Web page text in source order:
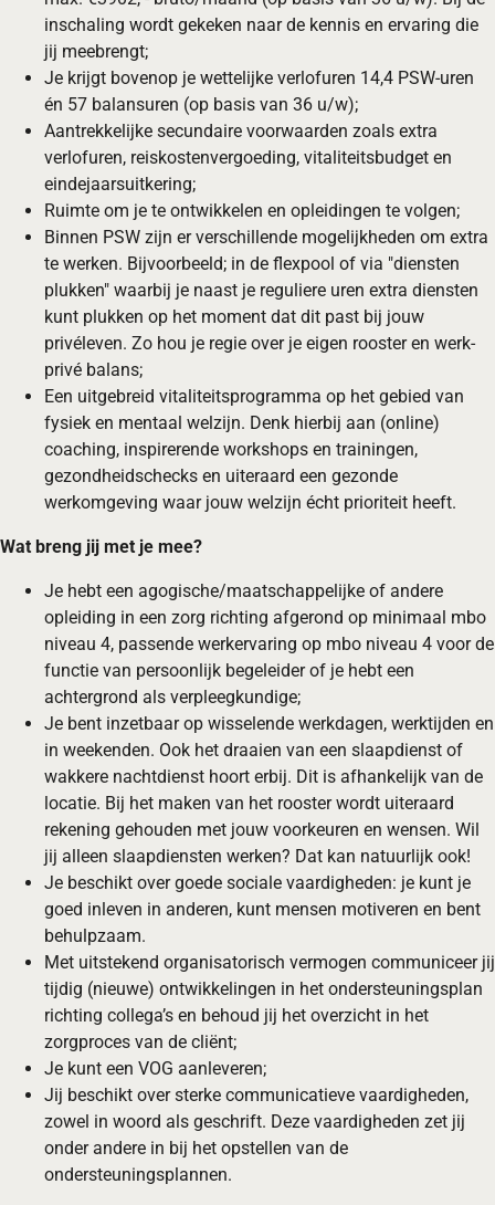
inschaling wordt gekeken naar de kennis en ervaring die
jij meebrengt;
Je krijgt bovenop je wettelijke verlofuren 14,4 PSW-uren
én 57 balansuren (op basis van 36 u/w);
Aantrekkelijke secundaire voorwaarden zoals extra
verlofuren, reiskostenvergoeding, vitaliteitsbudget en
eindejaarsuitkering;
Ruimte om je te ontwikkelen en opleidingen te volgen;
Binnen PSW zijn er verschillende mogelijkheden om extra
te werken. Bijvoorbeeld; in de flexpool of via "diensten
plukken" waarbij je naast je reguliere uren extra diensten
kunt plukken op het moment dat dit past bij jouw
privéleven. Zo hou je regie over je eigen rooster en werk-
privé balans;
Een uitgebreid vitaliteitsprogramma op het gebied van
fysiek en mentaal welzijn. Denk hierbij aan (online)
coaching, inspirerende workshops en trainingen,
gezondheidschecks en uiteraard een gezonde
werkomgeving waar jouw welzijn écht prioriteit heeft.
Wat breng jij met je mee?
Je hebt een agogische/maatschappelijke of andere
opleiding in een zorg richting afgerond op minimaal mbo
niveau 4, passende werkervaring op mbo niveau 4 voor de
functie van persoonlijk begeleider of je hebt een
achtergrond als verpleegkundige;
Je bent inzetbaar op wisselende werkdagen, werktijden en
in weekenden. Ook het draaien van een slaapdienst of
wakkere nachtdienst hoort erbij. Dit is afhankelijk van de
locatie. Bij het maken van het rooster wordt uiteraard
rekening gehouden met jouw voorkeuren en wensen. Wil
jij alleen slaapdiensten werken? Dat kan natuurlijk ook!
Je beschikt over goede sociale vaardigheden: je kunt je
goed inleven in anderen, kunt mensen motiveren en bent
behulpzaam.
Met uitstekend organisatorisch vermogen communiceer jij
tijdig (nieuwe) ontwikkelingen in het ondersteuningsplan
richting collega’s en behoud jij het overzicht in het
zorgproces van de cliënt;
Je kunt een VOG aanleveren;
Jij beschikt over sterke communicatieve vaardigheden,
zowel in woord als geschrift. Deze vaardigheden zet jij
onder andere in bij het opstellen van de
ondersteuningsplannen.